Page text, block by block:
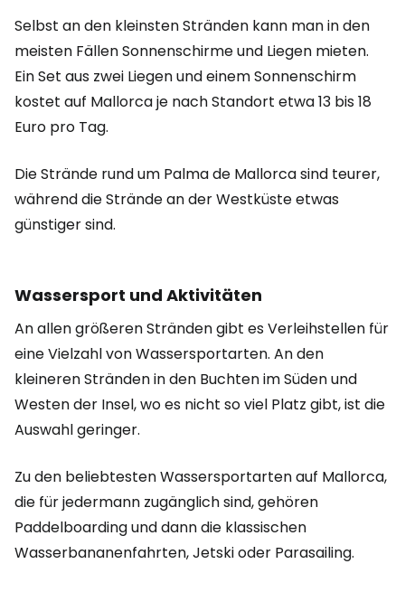
Selbst an den kleinsten Stränden kann man in den
meisten Fällen Sonnenschirme und Liegen mieten.
Ein Set aus zwei Liegen und einem Sonnenschirm
kostet auf Mallorca je nach Standort etwa 13 bis 18
Euro pro Tag.
Die Strände rund um Palma de Mallorca sind teurer,
während die Strände an der Westküste etwas
günstiger sind.
Wassersport und Aktivitäten
An allen größeren Stränden gibt es Verleihstellen für
eine Vielzahl von Wassersportarten. An den
kleineren Stränden in den Buchten im Süden und
Westen der Insel, wo es nicht so viel Platz gibt, ist die
Auswahl geringer.
Zu den beliebtesten Wassersportarten auf Mallorca,
die für jedermann zugänglich sind, gehören
Paddelboarding und dann die klassischen
Wasserbananenfahrten, Jetski oder Parasailing.